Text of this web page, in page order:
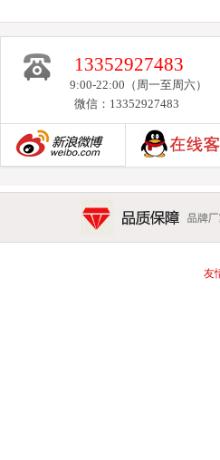
13352927483
9:00-22:00（周一至周六）
微信：13352927483
品质保障 品牌厂家 官方授权
友